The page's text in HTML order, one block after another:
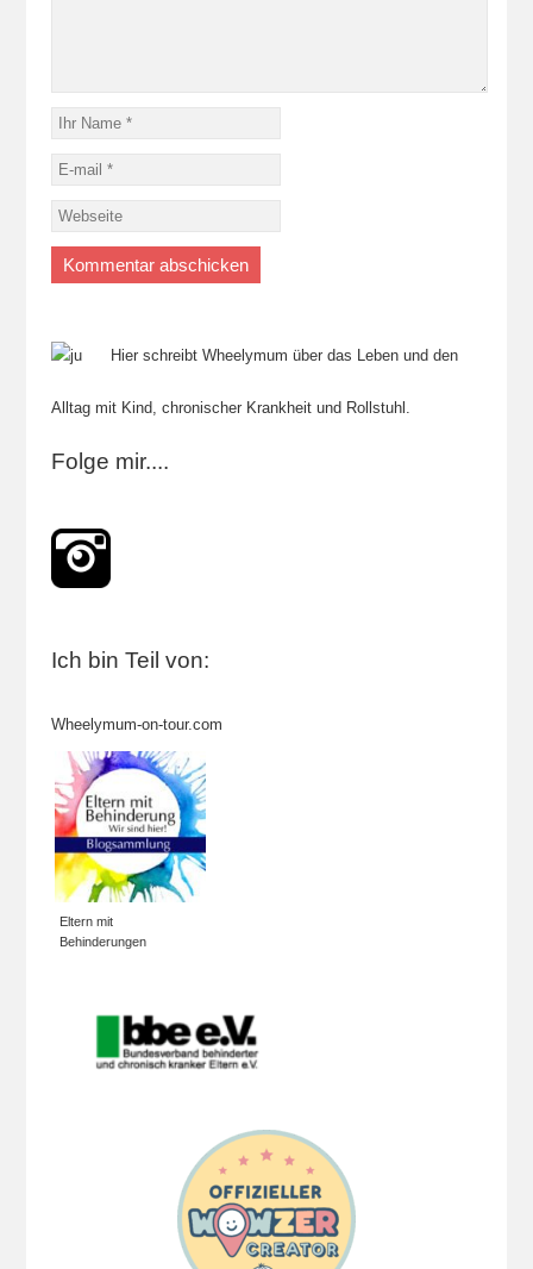
Hier schreibt Wheelymum über das Leben und den
Alltag mit Kind, chronischer Krankheit und Rollstuhl.
Folge mir....
Ich bin Teil von:
Wheelymum-on-tour.com
Eltern mit
Behinderungen